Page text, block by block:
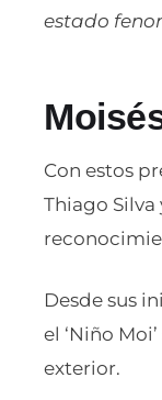
estado
Con estos
Thiago
Desde sus
el ‘Niño
exterior.